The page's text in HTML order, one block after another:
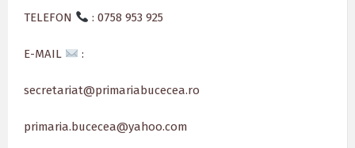
TELEFON : 0758 953 925
E-MAIL :
secretariat@primariabucecea.ro
primaria.bucecea@yahoo.com